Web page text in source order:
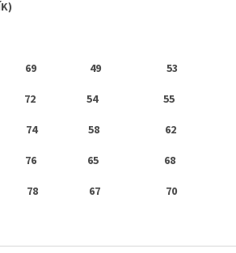
69 49 53
54 55
74 58 62
65 68
67 70